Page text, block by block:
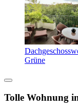
Grüne
Tolle Wohnung